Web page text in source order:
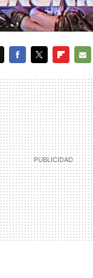
MAIL